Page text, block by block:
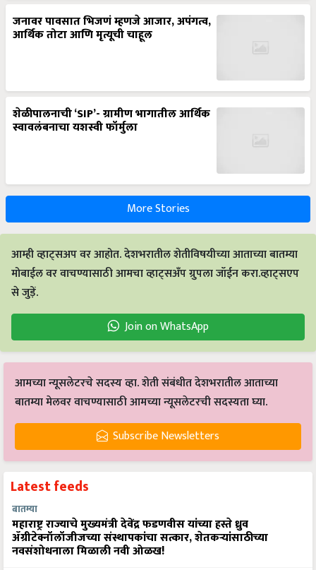
जनावर पावसात भिजणं म्हणजे आजार, अपंगत्व,
आर्थिक तोटा आणि मृत्यूची चाहूल
शेळीपालनाची ‘SIP’- ग्रामीण भागातील आर्थिक
स्वावलंबनाचा यशस्वी फॉर्मुला
More Stories
आम्ही व्हाट्सअप वर आहोत. देशभरातील शेतीविषयीच्या आताच्या बातम्या
मोबाईल वर वाचण्यासाठी आमचा व्हाट्सअँप ग्रुपला जॉईन करा.व्हाट्सएप
से जुड़ें.
Join on WhatsApp
आमच्या न्यूसलेटरचे सदस्य व्हा. शेती संबंधीत देशभरातील आताच्या
बातम्या मेलवर वाचण्यासाठी आमच्या न्यूसलेटरची सदस्यता घ्या.
Subscribe Newsletters
Latest feeds
बातम्या
महाराष्ट्र राज्याचे मुख्यमंत्री देवेंद्र फडणवीस यांच्या हस्ते ध्रुव
ॲग्रीटेक्नॉलॉजीजच्या संस्थापकांचा सत्कार, शेतकऱ्यांसाठीच्या
नवसंशोधनाला मिळाली नवी ओळख!